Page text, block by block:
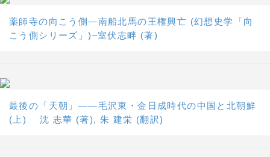
薬師寺の向こう側―南船北馬の王権興亡 (幻想史学「向
こう側シリーズ」)–室伏志畔 (著)
最後の「天朝」――毛沢東・金日成時代の中国と北朝鮮
(上) 沈 志華 (著), 朱 建栄 (翻訳)